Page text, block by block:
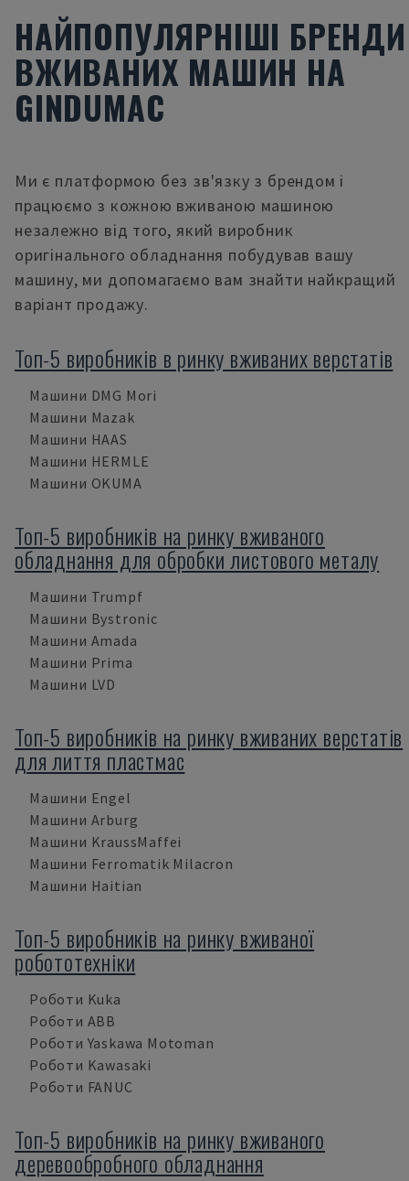
НАЙПОПУЛЯРНІШІ БРЕНДИ
ВЖИВАНИХ МАШИН НА
GINDUMAC
Ми є платформою без зв'язку з брендом і
працюємо з кожною вживаною машиною
незалежно від того, який виробник
оригінального обладнання побудував вашу
машину, ми допомагаємо вам знайти найкращий
варіант продажу.
Топ-5 виробників в ринку вживаних верстатів
Машини DMG Mori
Машини Mazak
Машини HAAS
Машини HERMLE
Машини OKUMA
Топ-5 виробників на ринку вживаного
обладнання для обробки листового металу
Машини Trumpf
Машини Bystronic
Машини Amada
Машини Prima
Машини LVD
Топ-5 виробників на ринку вживаних верстатів
для лиття пластмас
Машини Engel
Машини Arburg
Машини KraussMaffei
Машини Ferromatik Milacron
Машини Haitian
Топ-5 виробників на ринку вживаної
робототехніки
Роботи Kuka
Роботи ABB
Роботи Yaskawa Motoman
Роботи Kawasaki
Роботи FANUC
Топ-5 виробників на ринку вживаного
деревообробного обладнання